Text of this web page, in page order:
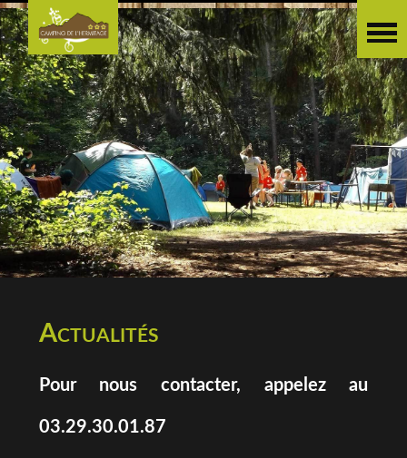
Actualités
Pour nous contacter, appelez au
03.29.30.01.87